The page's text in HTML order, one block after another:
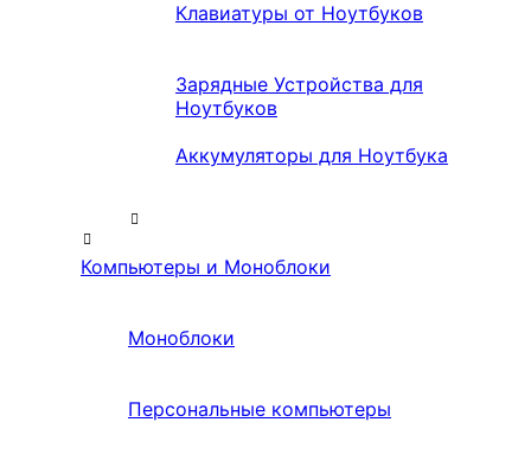
Клавиатуры от Ноутбуков
Зарядные Устройства для
Ноутбуков
Аккумуляторы для Ноутбука
Компьютеры и Моноблоки
Моноблоки
Персональные компьютеры